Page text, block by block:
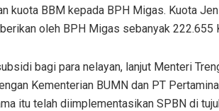
kuota BBM kepada BPH Migas. Kuota
oleh BPH Migas sebanyak 222.655
bagi para nelayan, lanjut Menteri
Kementerian BUMN dan PT
itu telah diimplementasikan SPBN di